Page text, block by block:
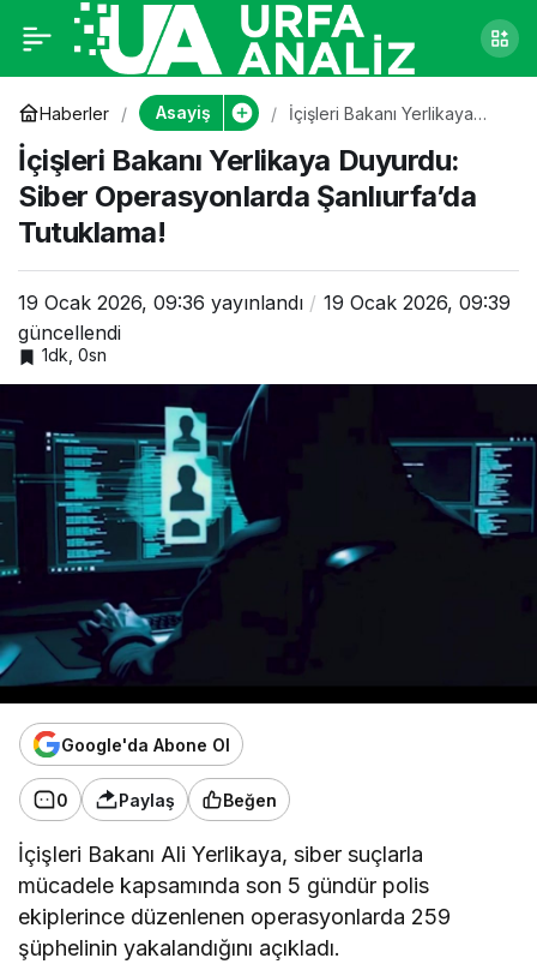
Haberler Asayiş
İçişleri Bakanı Yerlikaya
Operasyonlarda
Şanlıurfa’da Tutuklama!
İçişleri Bakanı Yerlikaya Duyurdu:
Siber Operasyonlarda Şanlıurfa’da
Tutuklama!
19 Ocak 2026, 09:36 yayınlandı
19 Ocak 2026, 09:39
güncellendi
1dk, 0sn
Google'da Abone Ol
0 Paylaş Beğen
İçişleri Bakanı Ali Yerlikaya, siber suçlarla
mücadele kapsamında son 5 gündür polis
ekiplerince düzenlenen operasyonlarda 259
şüphelinin yakalandığını açıkladı.
İçişleri Bakanı
Yerlikaya Duyurdu:
Siber Operasyonlarda
Şanlıurfa’da
Tutuklama!
0